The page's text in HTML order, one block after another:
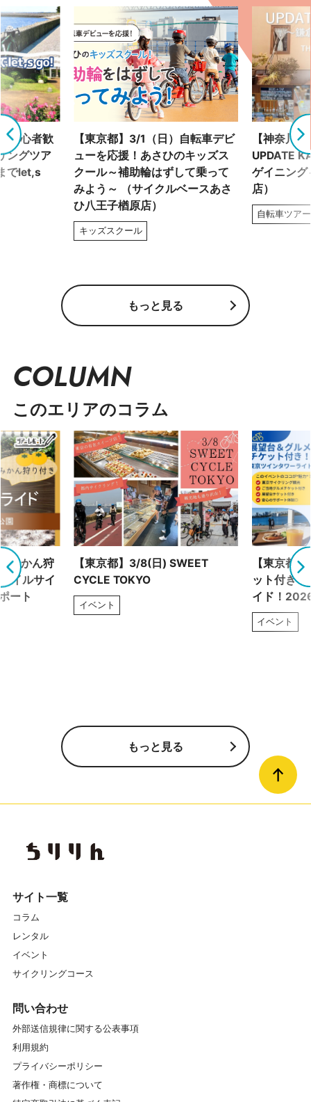
初心者歓
ングツア
でlet,s
【東京都】3/1（日）自転車デビ
ューを応援！あさひのキッズス
クール～補助輪はずして乗って
みよう～ （サイクルベースあさ
ひ八王子楢原店）
キッズスクール
【神奈川
UPDATE
ゲイニング
店）
自転車ツアー
もっと見る
COLUMN
このエリアのコラム
みかん狩
イルサイ
ート
【東京都】3/8(日) SWEET
CYCLE TOKYO
イベント
【東京都
ット付き
イド！
イベント
もっと見る
サイト一覧
コラム
レンタル
イベント
サイクリングコース
問い合わせ
外部送信規律に関する公表事項
利用規約
プライバシーポリシー
著作権・商標について